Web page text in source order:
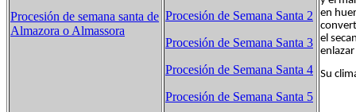
Procesión de semana santa de
Almazora o Almassora
Procesión de Semana Santa 2
Procesión de Semana Santa 3
Procesión de Semana Santa 4
Procesión de Semana Santa 5
en
el
Su